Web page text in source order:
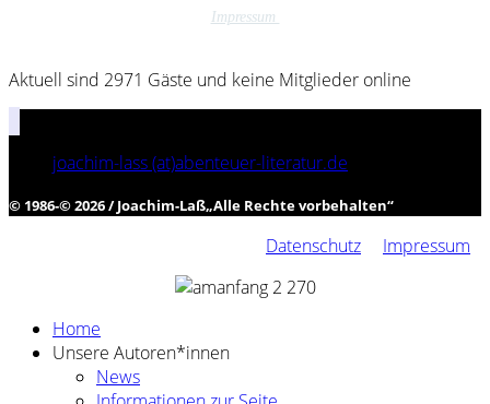
Impressum
Aktuell sind 2971 Gäste und keine Mitglieder online
joachim-lass (at)abenteuer-literatur.de
© 1986-© 2026 / Joachim-Laß„Alle Rechte vorbehalten“
Datenschutz Impressum
Home
Unsere Autoren*innen
News